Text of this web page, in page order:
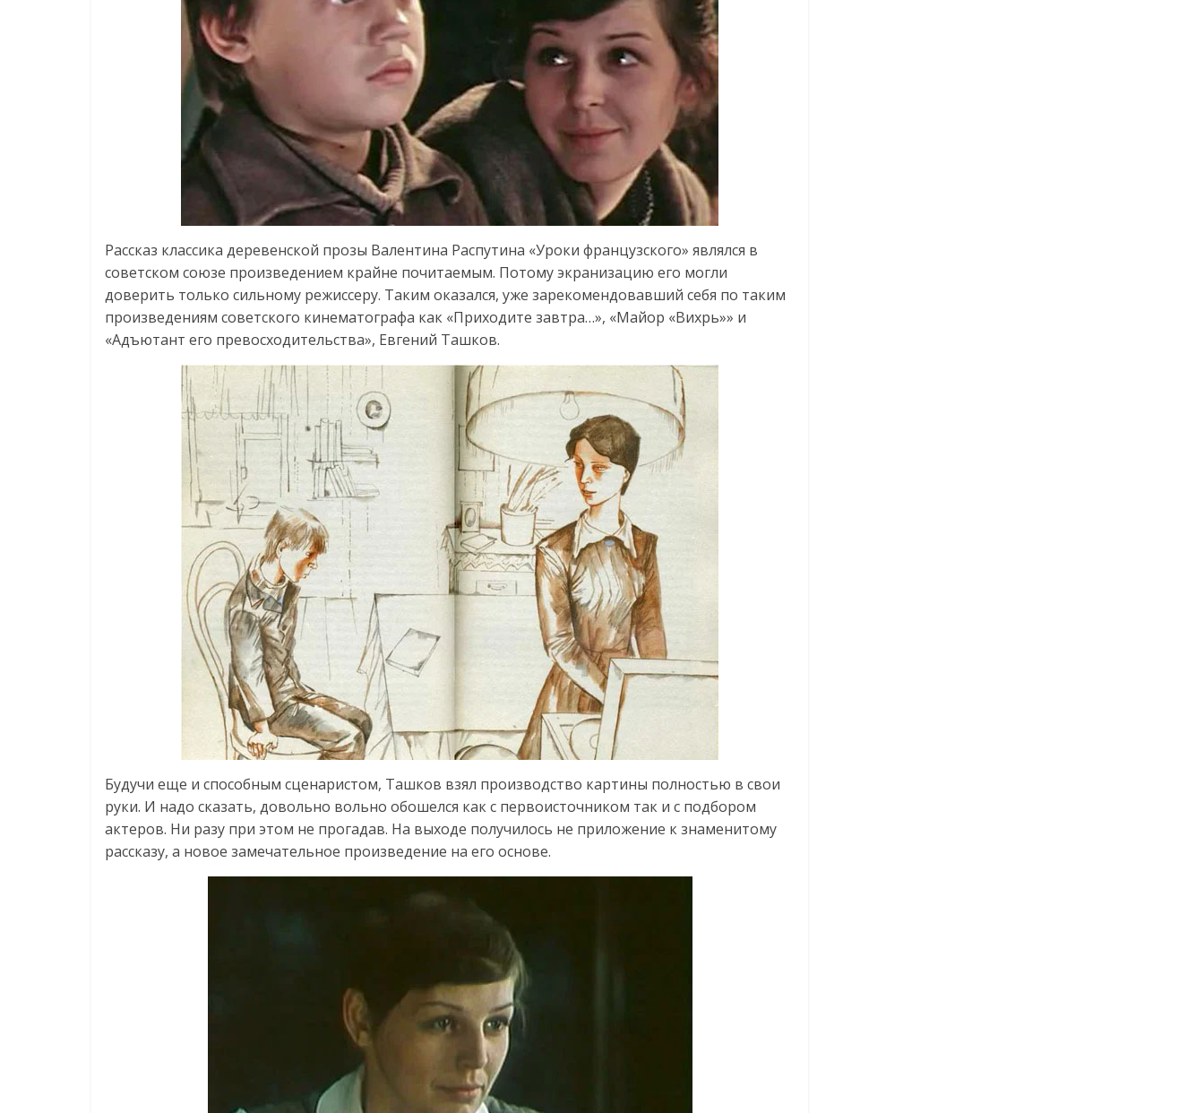
Рассказ классика деревенской прозы Валентина Распутина «Уроки французского» являлся в
советском союзе произведением крайне почитаемым. Потому экранизацию его могли
доверить только сильному режиссеру. Таким оказался, уже зарекомендовавший себя по таким
произведениям советского кинематографа как «Приходите завтра…», «Майор «Вихрь»» и
«Адъютант его превосходительства», Евгений Ташков.
Будучи еще и способным сценаристом, Ташков взял производство картины полностью в свои
руки. И надо сказать, довольно вольно обошелся как с первоисточником так и с подбором
актеров. Ни разу при этом не прогадав. На выходе получилось не приложение к знаменитому
рассказу, а новое замечательное произведение на его основе.